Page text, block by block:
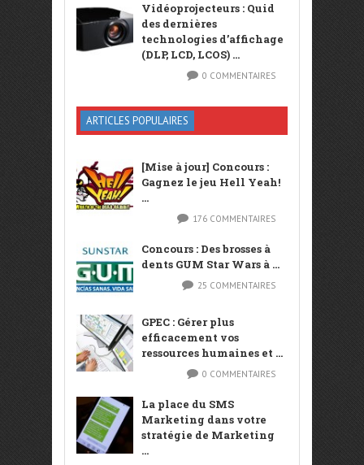
Vidéoprojecteurs : Quid
des dernières
technologies d’affichage
(DLP, LCD, LCOS) ...
0 COMMENTAIRES
ARTICLES POPULAIRES
[Mise à jour] Concours :
Gagnez le jeu Hell Yeah!
...
176 COMMENTAIRES
Concours : Des brosses à
dents GUM Star Wars à ...
25 COMMENTAIRES
GPEC : Gérer plus
efficacement vos
ressources humaines et ...
0 COMMENTAIRES
La place du SMS
Marketing dans votre
stratégie de Marketing
...